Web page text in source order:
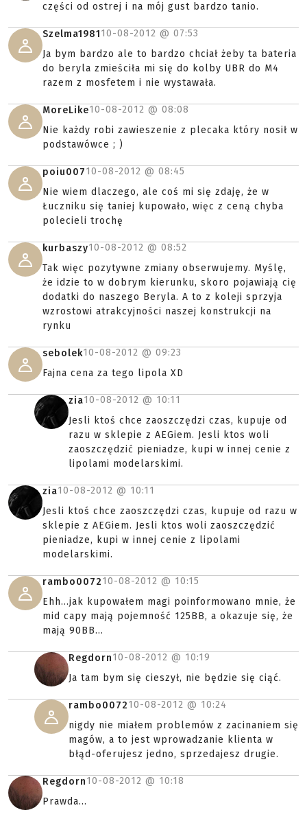
części od ostrej i na mój gust bardzo tanio.
Szelma198110-08-2012 @ 07:53
Ja bym bardzo ale to bardzo chciał żeby ta bateria
do beryla zmieściła mi się do kolby UBR do M4
razem z mosfetem i nie wystawała.
MoreLike10-08-2012 @ 08:08
Nie każdy robi zawieszenie z plecaka który nosił w
podstawówce ; )
poiu00710-08-2012 @ 08:45
Nie wiem dlaczego, ale coś mi się zdaję, że w
Łuczniku się taniej kupowało, więc z ceną chyba
polecieli trochę
kurbaszy10-08-2012 @ 08:52
Tak więc pozytywne zmiany obserwujemy. Myślę,
że idzie to w dobrym kierunku, skoro pojawiają cię
dodatki do naszego Beryla. A to z koleji sprzyja
wzrostowi atrakcyjności naszej konstrukcji na
rynku
sebolek10-08-2012 @ 09:23
Fajna cena za tego lipola XD
zia10-08-2012 @ 10:11
Jesli ktoś chce zaoszczędzi czas, kupuje od
razu w sklepie z AEGiem. Jesli ktos woli
zaoszczędzić pieniadze, kupi w innej cenie z
lipolami modelarskimi.
zia10-08-2012 @ 10:11
Jesli ktoś chce zaoszczędzi czas, kupuje od razu w
sklepie z AEGiem. Jesli ktos woli zaoszczędzić
pieniadze, kupi w innej cenie z lipolami
modelarskimi.
rambo007210-08-2012 @ 10:15
Ehh...jak kupowałem magi poinformowano mnie, że
mid capy mają pojemność 125BB, a okazuje się, że
mają 90BB...
Regdorn10-08-2012 @ 10:19
Ja tam bym się cieszył, nie będzie się ciąć.
rambo007210-08-2012 @ 10:24
nigdy nie miałem problemów z zacinaniem się
magów, a to jest wprowadzanie klienta w
błąd-oferujesz jedno, sprzedajesz drugie.
Regdorn10-08-2012 @ 10:18
Prawda...